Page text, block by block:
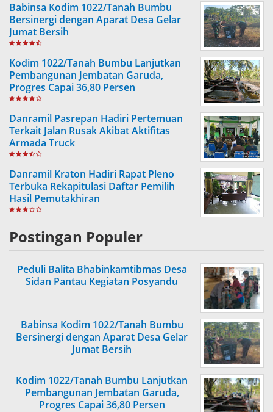
Babinsa Kodim 1022/Tanah Bumbu
Bersinergi dengan Aparat Desa Gelar
Jumat Bersih
Kodim 1022/Tanah Bumbu Lanjutkan
Pembangunan Jembatan Garuda,
Progres Capai 36,80 Persen
Danramil Pasrepan Hadiri Pertemuan
Terkait Jalan Rusak Akibat Aktifitas
Armada Truck
Danramil Kraton Hadiri Rapat Pleno
Terbuka Rekapitulasi Daftar Pemilih
Hasil Pemutakhiran
Postingan Populer
Peduli Balita Bhabinkamtibmas Desa
Sidan Pantau Kegiatan Posyandu
Babinsa Kodim 1022/Tanah Bumbu
Bersinergi dengan Aparat Desa Gelar
Jumat Bersih
Kodim 1022/Tanah Bumbu Lanjutkan
Pembangunan Jembatan Garuda,
Progres Capai 36,80 Persen